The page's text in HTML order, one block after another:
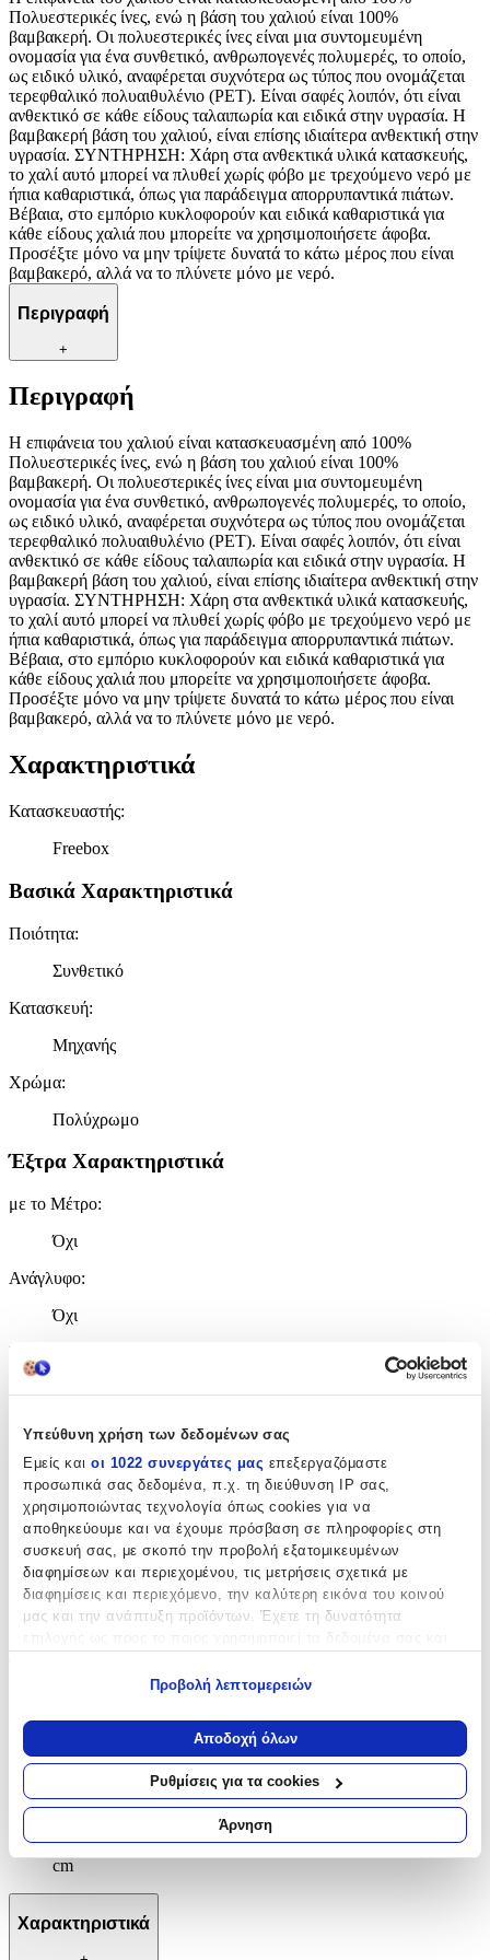
Υπεύθυνη χρήση των δεδομένων σας
Εμείς και οι 1022 συνεργάτες μας επεξεργαζόμαστε
προσωπικά σας δεδομένα, π.χ. τη διεύθυνση IP σας,
χρησιμοποιώντας τεχνολογία όπως cookies για να
αποθηκεύουμε και να έχουμε πρόσβαση σε πληροφορίες στη
συσκευή σας, με σκοπό την προβολή εξατομικευμένων
διαφημίσεων και περιεχομένου, τις μετρήσεις σχετικά με
διαφημίσεις και περιεχόμενο, την καλύτερη εικόνα του κοινού
μας και την ανάπτυξη προϊόντων. Έχετε τη δυνατότητα
Να συλλέξουμε πληροφορίες σχετικά με τη γεωγραφική
σας τοποθεσία, οι οποίες μπορεί να είναι ακριβείς σε
απόσταση μερικών μέτρων
Να αναγνωρίσουμε τη συσκευή σας σαρώνοντας ενεργά
για συγκεκριμένα χαρακτηριστικά (δακτυλικό αποτύπωμα)
Μάθετε περισσότερα σχετικά με τον τρόπο επεξεργασίας των
προσωπικών σας δεδομένων και καθορίστε τις προτιμήσεις σας
Δήλωση Cookies.
Προβολή λεπτομερειών
Αποδοχή όλων
Ρυθμίσεις για τα cookies
Άρνηση
Πολυεστερικές ίνες, ενώ η βάση του χαλιού είναι 100%
βαμβακερή. Οι πολυεστερικές ίνες είναι μια συντομευμένη
ονομασία για ένα συνθετικό, ανθρωπογενές πολυμερές, το οποίο,
ως ειδικό υλικό, αναφέρεται συχνότερα ως τύπος που ονομάζεται
τερεφθαλικό πολυαιθυλένιο (PET). Είναι σαφές λοιπόν, ότι είναι
ανθεκτικό σε κάθε είδους ταλαιπωρία και ειδικά στην υγρασία. Η
βαμβακερή βάση του χαλιού, είναι επίσης ιδιαίτερα ανθεκτική στην
υγρασία. ΣΥΝΤΗΡΗΣΗ: Χάρη στα ανθεκτικά υλικά κατασκευής,
το χαλί αυτό μπορεί να πλυθεί χωρίς φόβο με τρεχούμενο νερό με
ήπια καθαριστικά, όπως για παράδειγμα απορρυπαντικά πιάτων.
Βέβαια, στο εμπόριο κυκλοφορούν και ειδικά καθαριστικά για
κάθε είδους χαλιά που μπορείτε να χρησιμοποιήσετε άφοβα.
Προσέξτε μόνο να μην τρίψετε δυνατά το κάτω μέρος που είναι
βαμβακερό, αλλά να το πλύνετε μόνο με νερό.
Περιγραφή
+
Περιγραφή
Η επιφάνεια του χαλιού είναι κατασκευασμένη από 100%
Πολυεστερικές ίνες, ενώ η βάση του χαλιού είναι 100%
βαμβακερή. Οι πολυεστερικές ίνες είναι μια συντομευμένη
ονομασία για ένα συνθετικό, ανθρωπογενές πολυμερές, το οποίο,
ως ειδικό υλικό, αναφέρεται συχνότερα ως τύπος που ονομάζεται
τερεφθαλικό πολυαιθυλένιο (PET). Είναι σαφές λοιπόν, ότι είναι
ανθεκτικό σε κάθε είδους ταλαιπωρία και ειδικά στην υγρασία. Η
βαμβακερή βάση του χαλιού, είναι επίσης ιδιαίτερα ανθεκτική στην
υγρασία. ΣΥΝΤΗΡΗΣΗ: Χάρη στα ανθεκτικά υλικά κατασκευής,
το χαλί αυτό μπορεί να πλυθεί χωρίς φόβο με τρεχούμενο νερό με
ήπια καθαριστικά, όπως για παράδειγμα απορρυπαντικά πιάτων.
Βέβαια, στο εμπόριο κυκλοφορούν και ειδικά καθαριστικά για
κάθε είδους χαλιά που μπορείτε να χρησιμοποιήσετε άφοβα.
Προσέξτε μόνο να μην τρίψετε δυνατά το κάτω μέρος που είναι
βαμβακερό, αλλά να το πλύνετε μόνο με νερό.
Χαρακτηριστικά
Κατασκευαστής:
Freebox
Βασικά Χαρακτηριστικά
Ποιότητα:
Συνθετικό
Κατασκευή:
Μηχανής
Χρώμα:
Πολύχρωμο
Έξτρα Χαρακτηριστικά
με το Μέτρο:
Όχι
Ανάγλυφο:
Όχι
Ισοθερμικό
Στρογγυλό
Όχι
Μοκέτα:
Όχι
Σετ:
Όχι
Διαστάσεις
Μήκος
cm
Χαρακτηριστικά